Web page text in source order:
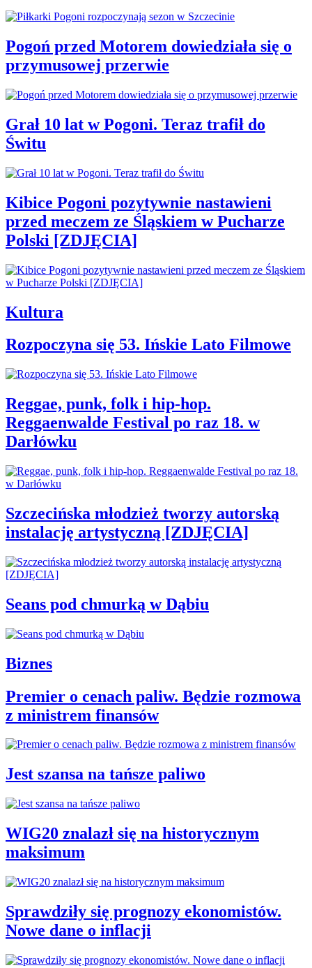
Pogoń przed Motorem dowiedziała się o
przymusowej przerwie
Grał 10 lat w Pogoni. Teraz trafił do
Świtu
Kibice Pogoni pozytywnie nastawieni
przed meczem ze Śląskiem w Pucharze
Polski [ZDJĘCIA]
Kultura
Rozpoczyna się 53. Ińskie Lato Filmowe
Reggae, punk, folk i hip-hop.
Reggaenwalde Festival po raz 18. w
Darłówku
Szczecińska młodzież tworzy autorską
instalację artystyczną [ZDJĘCIA]
Seans pod chmurką w Dąbiu
Biznes
Premier o cenach paliw. Będzie rozmowa
z ministrem finansów
Jest szansa na tańsze paliwo
WIG20 znalazł się na historycznym
maksimum
Sprawdziły się prognozy ekonomistów.
Nowe dane o inflacji